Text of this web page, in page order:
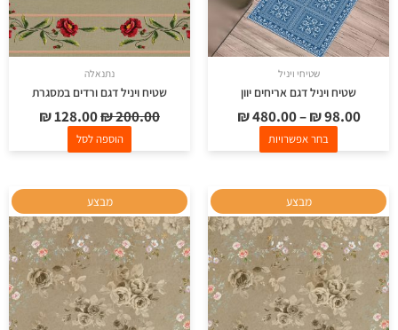
שטיחי ויניל
שטיח ויניל דגם אריחים יוון
₪98.00
–
₪480.00
בחר אפשרויות
את
האפשרויות
בעמוד
נתנאלה
שטיח ויניל דגם ורדים במסגרת
₪200.00
₪128.00
הוספה לסל
מבצעהמחיר
המקורי
היה:
₪ 200.00.
המחיר
הנוכחי
הוא:
₪ 128.00.
מבצעהמחיר
המקורי
היה:
₪ 250.00.
המחיר
הנוכחי
הוא:
₪ 178.00.